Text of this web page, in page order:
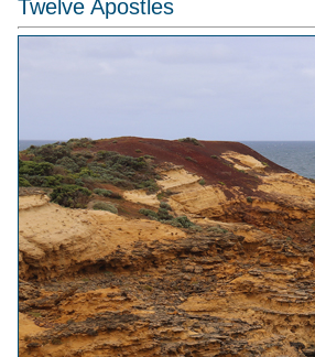
Twelve Apostles